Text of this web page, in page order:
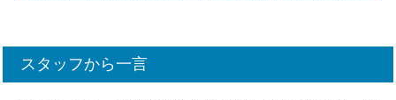
スタッフから一言